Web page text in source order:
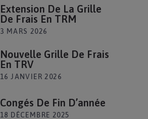
Extension De La Grille
De Frais En TRM
3 MARS 2026
Nouvelle Grille De Frais
En TRV
16 JANVIER 2026
Congés De Fin D’année
18 DÉCEMBRE 2025